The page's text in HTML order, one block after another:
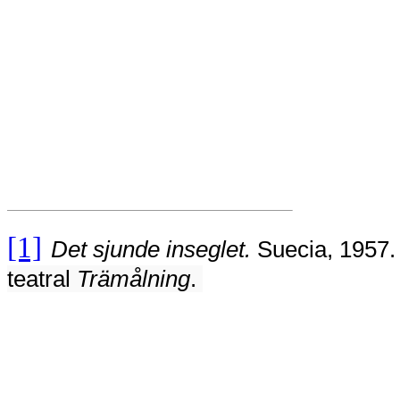
[1] Det sjunde inseglet. Suecia,
teatral Trämålning.